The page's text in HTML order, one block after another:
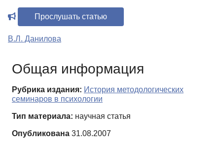
Прослушать статью
В.Л. Данилова
Общая информация
Рубрика издания: История методологических
семинаров в психологии
Тип материала: научная статья
Опубликована 31.08.2007